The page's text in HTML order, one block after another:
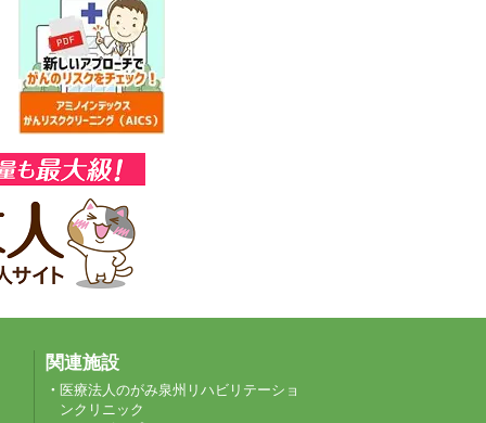
関連施設
医療法人のがみ泉州リハビリテーショ
ンクリニック